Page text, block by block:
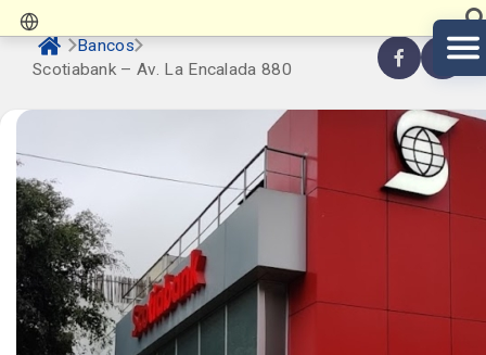
Bancos
Scotiabank – Av. La Encalada 880